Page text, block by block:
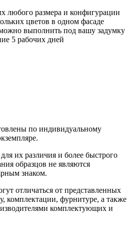
любого размера и конфигурации
цветов в одном фасаде
выполнить под вашу задумку
5 рабочих дней
по индивидуальному
их различия и более быстрого
образцов не являются
знаком.
отличаться от представленных
комплектации, фурнитуре, а также
комплектующих и